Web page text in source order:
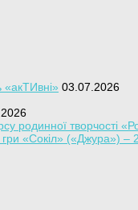
«акТИвні» 03.07.2026
родинної творчості
гри «Сокіл» («Джура») –